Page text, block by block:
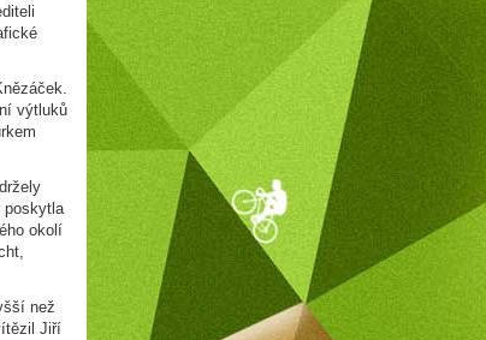
výtluků
poskytla
okolí
než
Jiří